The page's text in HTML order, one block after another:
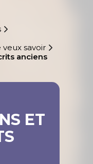
savoir
anciens
ET